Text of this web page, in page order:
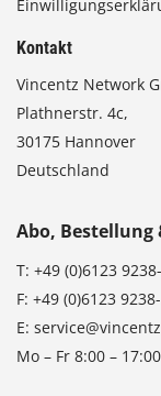
Kontakt
Vincentz Network
Plathnerstr. 4c,
30175 Hannover
Deutschland
Abo, Bestellung
T: +49 (0)6123
F: +49 (0)6123
E:
Mo – Fr 8:00 –